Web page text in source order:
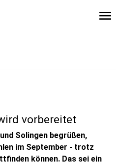
menu
vorbereitet
Solingen begrüßen,
im September - trotz
können. Das sei ein